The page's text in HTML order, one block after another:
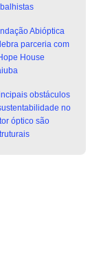
Abióptica
parceria com
House
obstáculos
no
óptico são